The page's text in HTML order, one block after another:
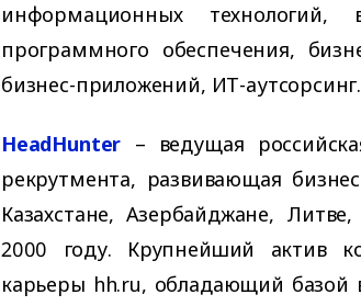
информационных технологий,
программного обеспечения,
бизнес-приложений, ИТ-аутсорсинг.
HeadHunter – ведущая
рекрутмента, развивающая
Казахстане, Азербайджане,
2000 году. Крупнейший актив
карьеры hh.ru, обладающий базой